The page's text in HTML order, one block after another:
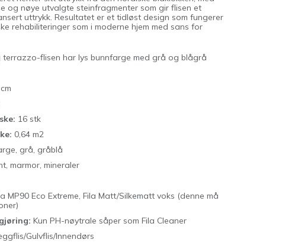
og nøye utvalgte steinfragmenter som gir flisen et
uttrykk. Resultatet er et tidløst design som fungerer
rehabiliteringer som i moderne hjem med sans for
terrazzo-flisen har lys bunnfarge med grå og blågrå
16 stk
0,64 m2
grå, gråblå
marmor, mineraler
MP90 Eco Extreme, Fila Matt/Silkematt voks (denne må
Kun PH-nøytrale såper som Fila Cleaner
Gulvflis/Innendørs